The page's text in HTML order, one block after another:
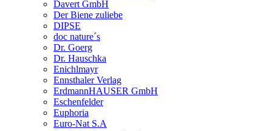
Davert GmbH
Der Biene zuliebe
DIPSE
doc nature´s
Dr. Goerg
Dr. Hauschka
Enichlmayr
Ennsthaler Verlag
ErdmannHAUSER GmbH
Eschenfelder
Euphoria
Euro-Nat S.A